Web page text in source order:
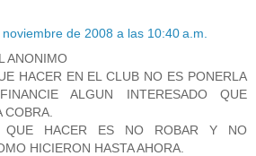
de 2008 a las 10:40 a.m.
ANONIMO
HACER EN EL CLUB NO ES PONERLA
ALGUN INTERESADO QUE
COBRA.
HACER ES NO ROBAR Y NO
HICIERON HASTA AHORA.